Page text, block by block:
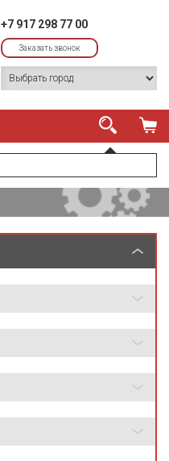
+7 917 298 77 00
Заказать звонок